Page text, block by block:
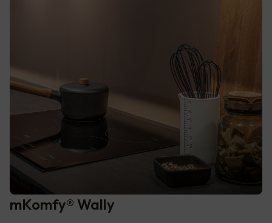
mKomfy® Wally